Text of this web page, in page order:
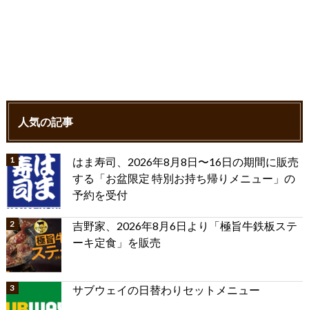
人気の記事
はま寿司、2026年8月8日〜16日の期間に販売
する「お盆限定 特別お持ち帰りメニュー」の
予約を受付
吉野家、2026年8月6日より「極旨牛鉄板ステ
ーキ定食」を販売
サブウェイの日替わりセットメニュー